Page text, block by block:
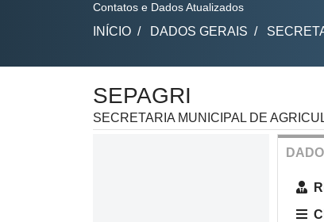
Contatos e Dados Atualizados
INÍCIO DADOS GERAIS
SEPAGRI
SECRETARIA MUNICIPAL DE